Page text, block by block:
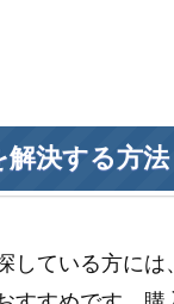
解決する方法
している方には